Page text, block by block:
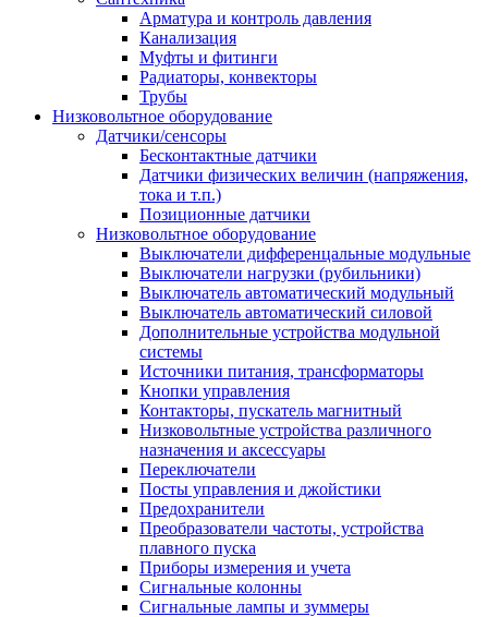
Арматура и контроль давления
Канализация
Муфты и фитинги
Радиаторы, конвекторы
Трубы
Низковольтное оборудование
Датчики/сенсоры
Бесконтактные датчики
Датчики физических величин (напряжения,
тока и т.п.)
Позиционные датчики
Низковольтное оборудование
Выключатели дифференцальные модульные
Выключатели нагрузки (рубильники)
Выключатель автоматический модульный
Выключатель автоматический силовой
Дополнительные устройства модульной
системы
Источники питания, трансформаторы
Кнопки управления
Контакторы, пускатель магнитный
Низковольтные устройства различного
назначения и аксессуары
Переключатели
Посты управления и джойстики
Предохранители
Преобразователи частоты, устройства
плавного пуска
Приборы измерения и учета
Сигнальные колонны
Сигнальные лампы и зуммеры